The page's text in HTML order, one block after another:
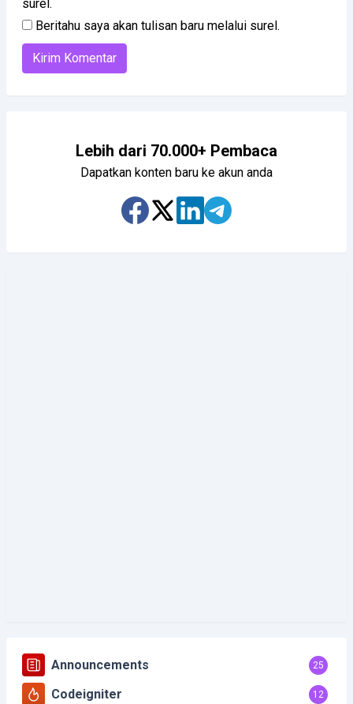
surel.
Beritahu saya akan tulisan baru melalui surel.
Lebih dari 70.000+ Pembaca
Dapatkan konten baru ke akun anda
Announcements 25
Codeigniter 12